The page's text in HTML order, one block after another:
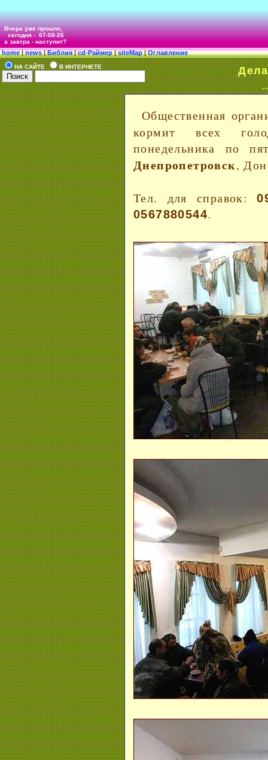
Вчера уже прошло,
сегодня -07-08-26
а завтра - наступит?
home|news|Библия|cd-Раймер|siteMap|Оглавление
НА САЙТЕ В ИНТЕРНЕТЕ Дела
Общественная
кормит всех
понедельника по
Днепропетровск,
Тел. для справок:
0567880544.